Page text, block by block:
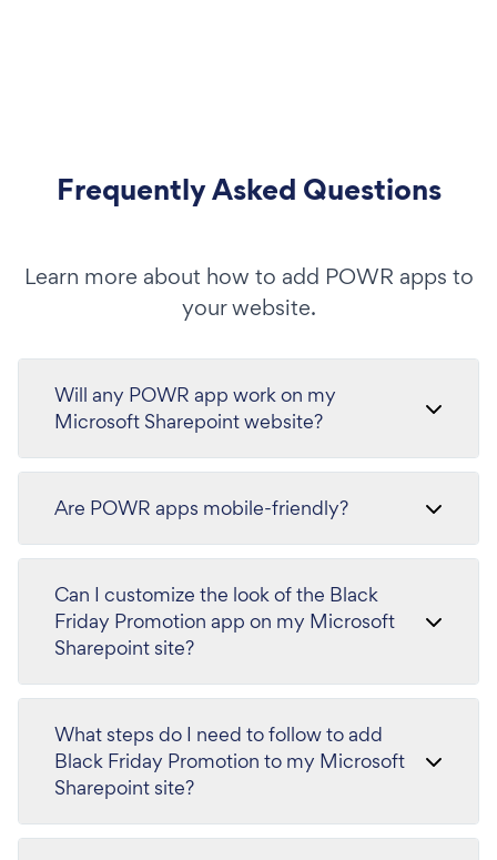
Frequently Asked Questions
Learn more about how to add POWR apps to
your website.
Will any POWR app work on my
Microsoft Sharepoint website?
Are POWR apps mobile-friendly?
Can I customize the look of the Black
Friday Promotion app on my Microsoft
Sharepoint site?
What steps do I need to follow to add
Black Friday Promotion to my Microsoft
Sharepoint site?